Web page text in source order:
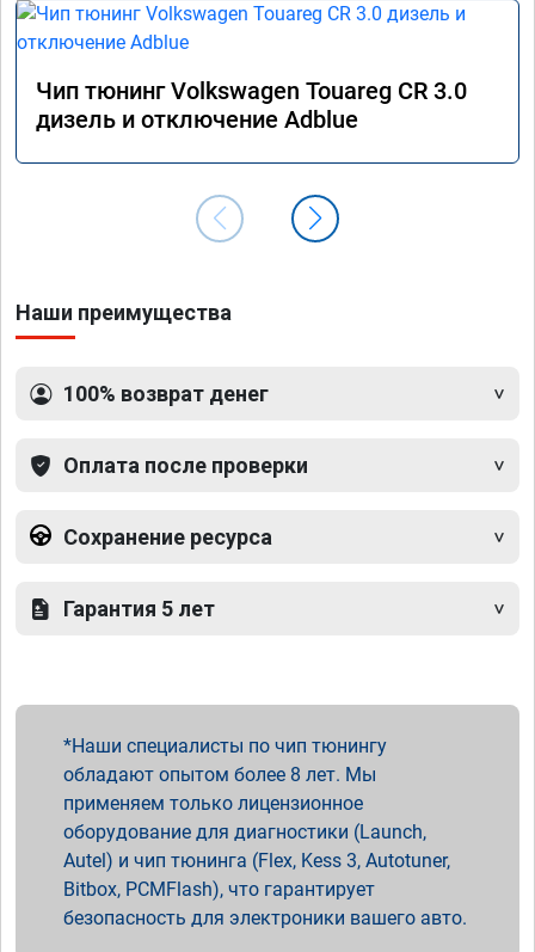
Чип тюнинг Volkswagen Touareg CR 3.0
дизель и отключение Adblue
Наши преимущества
100% возврат денег
Оплата после проверки
Сохранение ресурса
Гарантия 5 лет
Наши специалисты по чип тюнингу
обладают опытом более 8 лет. Мы
применяем только лицензионное
оборудование для диагностики (Launch,
Autel) и чип тюнинга (Flex, Kess 3, Autotuner,
Bitbox, PCMFlash), что гарантирует
безопасность для электроники вашего авто.